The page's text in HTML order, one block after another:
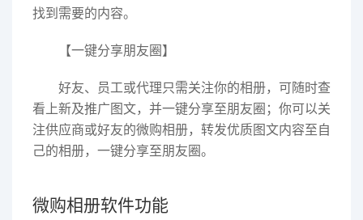
找到需要的内容。
【一键分享朋友圈】
好友、员工或代理只需关注你的相册，可随时查
看上新及推广图文，并一键分享至朋友圈；你可以关
注供应商或好友的微购相册，转发优质图文内容至自
己的相册，一键分享至朋友圈。
微购相册软件功能